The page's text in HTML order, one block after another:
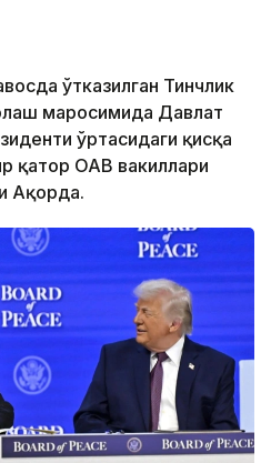
ўтказилган Тинчлик
маросимида Давлат
ўртасидаги қисқа
қатор ОАВ вакиллари
Ақорда.